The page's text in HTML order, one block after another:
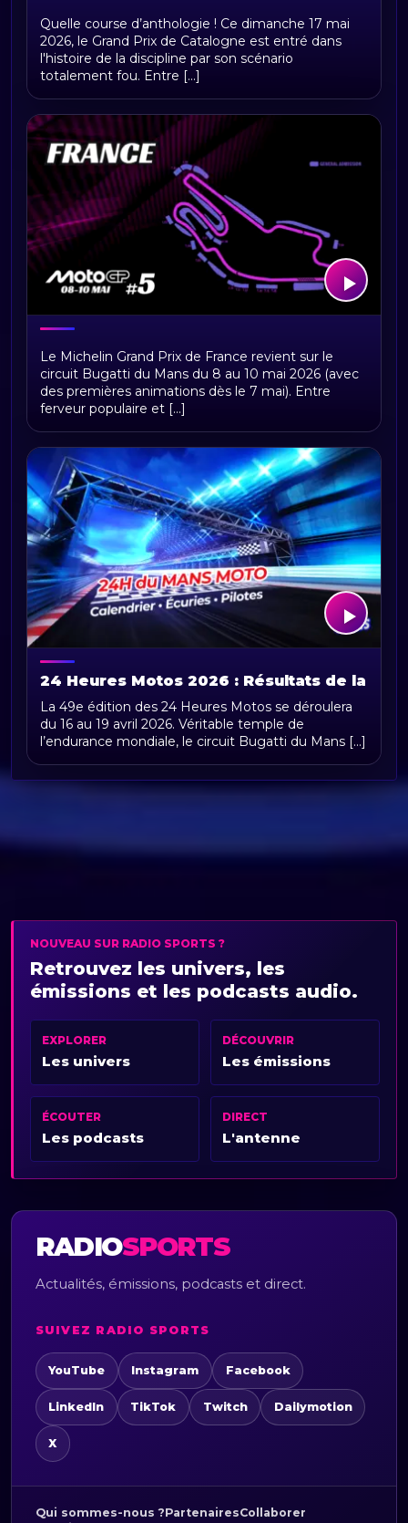
MotoGP Catalogne 2026 : Résultats
Quelle course d’anthologie ! Ce dimanche 17 mai
2026, le Grand Prix de Catalogne est entré dans
l'histoire de la discipline par son scénario
totalement fou. Entre [...]
MotoGP France 2026 : Programme et
Horaires
Le Michelin Grand Prix de France revient sur le
circuit Bugatti du Mans du 8 au 10 mai 2026 (avec
des premières animations dès le 7 mai). Entre
ferveur populaire et [...]
24 Heures Motos 2026 : Résultats de la
49e Édition
La 49e édition des 24 Heures Motos se déroulera
du 16 au 19 avril 2026. Véritable temple de
l’endurance mondiale, le circuit Bugatti du Mans [...]
NOUVEAU SUR RADIO SPORTS ?
Retrouvez les univers, les
émissions et les podcasts audio.
EXPLORER
Les univers
DÉCOUVRIR
Les émissions
ÉCOUTER
Les podcasts
DIRECT
L'antenne
RADIOSPORTS
Actualités, émissions, podcasts et direct.
SUIVEZ RADIO SPORTS
YouTube Instagram Facebook
LinkedIn TikTok Twitch Dailymotion
X
Qui sommes-nous ?PartenairesCollaborer